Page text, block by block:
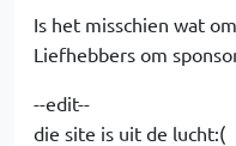
Is het misschien wat
Liefhebbers om
--edit--
die site is uit de lucht:(